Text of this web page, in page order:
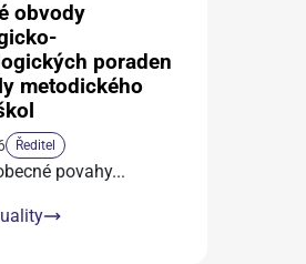
obvody
poraden
metodického
Ředitel
povahy...